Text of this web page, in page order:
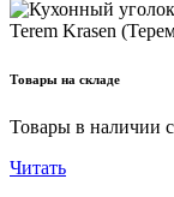
Товары на складе
Товары в
Читать